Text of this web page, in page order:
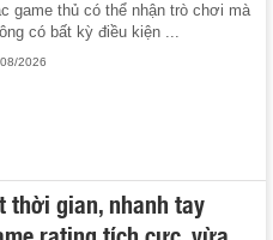
game thủ có thể nhận trò chơi mà
có bất kỳ điều kiện ...
2026
thời gian, nhanh tay